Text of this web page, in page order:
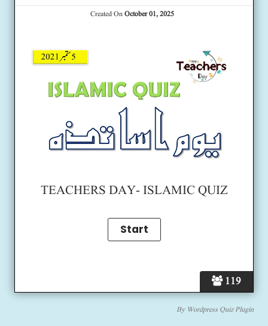
119
Created OnOctober 01, 2025
TEACHERS DAY- ISLAMIC QUIZ
By Wordpress Quiz Plugin